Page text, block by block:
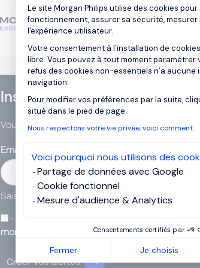
Plateforme de Gestion du
Le site Morgan Philips utilise des cookies
fonctionnement, assurer sa sécurité,
l'expérience utilisateur.
Votre consentement à l'installation de
libre. Vous pouvez à tout moment paramétrer
refus des cookies non-essentiels n’a aucune
navigation.
Pour modifier vos préférences par la suite,
situé dans le pied de page.
Nous respectons votre vie privée, voici comment.
Voici pourquoi nous utilisons des
Partage de données avec Google
Cookie fonctionnel
Mesure d'audience & Analytics
Consentements certifiés par
Fermer Je choisis
Axeptio consent
Inscrivez-vous pour recevoir
Vous recevrez des offres pour : IT
Email
Saisissez votre adresse email
mon consentement pour le traitement de mes
Créer vos alertes